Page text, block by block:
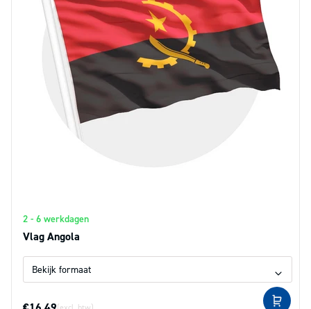
2 - 6 werkdagen
Vlag Angola